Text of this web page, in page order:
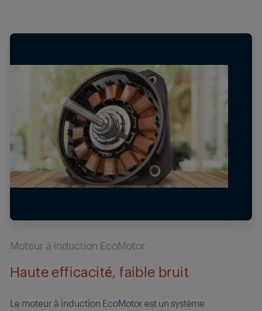
Moteur à induction EcoMotor
Haute efficacité, faible bruit
Le moteur à induction EcoMotor est un système